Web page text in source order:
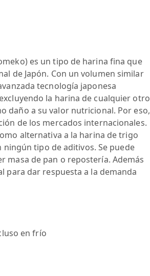
es un tipo de harina fina que
de Japón. Con un volumen similar
tecnología japonesa
la harina de cualquier otro
daño a su valor nutricional. Por eso,
de los mercados internacionales.
alternativa a la harina de trigo
tipo de aditivos. Se puede
masa de pan o repostería. Además
para dar respuesta a la demanda
en frío